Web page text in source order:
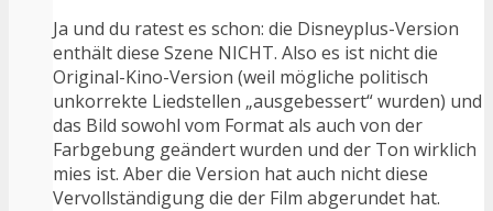
Ja und du ratest es schon: die Disneyplus-Version
enthält diese Szene NICHT. Also es ist nicht die
Original-Kino-Version (weil mögliche politisch
unkorrekte Liedstellen „ausgebessert“ wurden) und
das Bild sowohl vom Format als auch von der
Farbgebung geändert wurden und der Ton wirklich
mies ist. Aber die Version hat auch nicht diese
Vervollständigung die der Film abgerundet hat.